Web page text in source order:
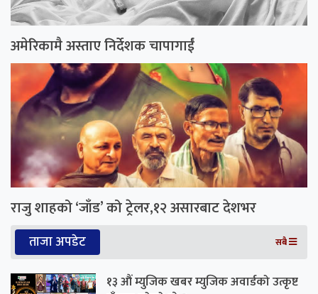
अमेरिकामै अस्ताए निर्देशक चापागाईं
राजु शाहको ‘जाँड’ को ट्रेलर,१२ असारबाट देशभर
ताजा अपडेट सबै
१३ औं म्युजिक खबर म्युजिक अवार्डको उत्कृष्ट